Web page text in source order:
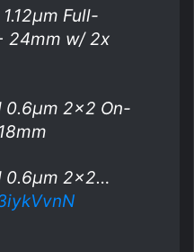
Full-
24mm w/ 2x
0.6μm 2×2 On-
0.6μm 2×2…